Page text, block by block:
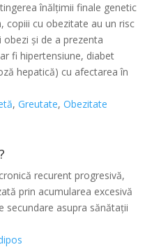
înălțimii finale genetic
copiii cu obezitate au un risc
și de a prezenta
fi hipertensiune, diabet
hepatică) cu afectarea în
, Greutate, Obezitate
recurent progresivă,
prin acumularea excesivă
secundare asupra sănătații